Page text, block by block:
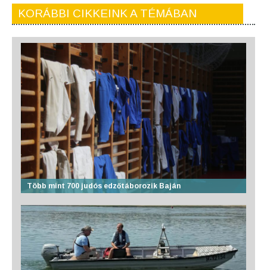
KORÁBBI CIKKEINK A TÉMÁBAN
Több mint 700 judós edzőtáborozik Baján